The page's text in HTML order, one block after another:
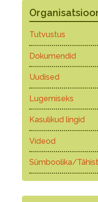
Tutvustus
Dokumendid
Uudised
Lugemiseks
Kasulikud lingid
Videod
Sümboolika/